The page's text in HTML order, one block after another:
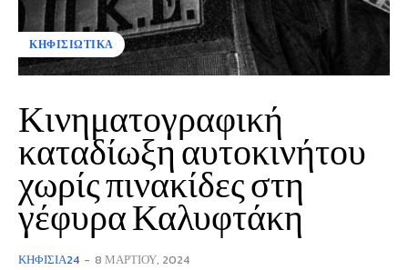
ΚΗΦΙΣΙΩΤΙΚΑ
Κινηματογραφική
καταδίωξη αυτοκινήτου
χωρίς πινακίδες στη
γέφυρα Καλυφτάκη
ΚΗΦΙΣΙΆ24 - 8 ΜΑΡΤΊΟΥ, 2024